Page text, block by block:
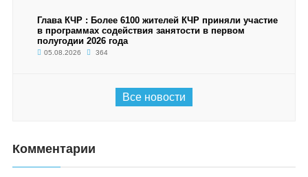
Глава КЧР : Более 6100 жителей КЧР приняли участие
в программах содействия занятости в первом
полугодии 2026 года
05.08.2026 364
Все новости
Комментарии